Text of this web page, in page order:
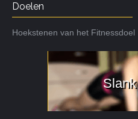
Doelen
Hoekstenen van het Fitnessdoel